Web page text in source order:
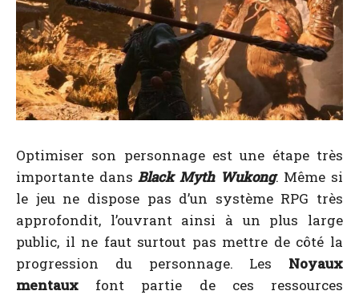
Optimiser son personnage est une étape très
importante dansBlack Myth Wukong. Même si
le jeu ne dispose pas d’un système RPG très
approfondit, l’ouvrant ainsi à un plus large
public, il ne faut surtout pas mettre de côté la
progression du personnage. Les Noyaux
mentaux font partie de ces ressources